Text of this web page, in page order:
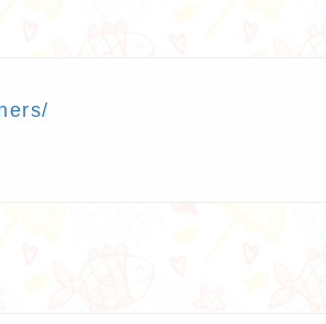
不努力就看不到任何改變。